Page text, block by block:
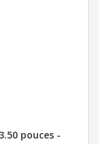
pouces -